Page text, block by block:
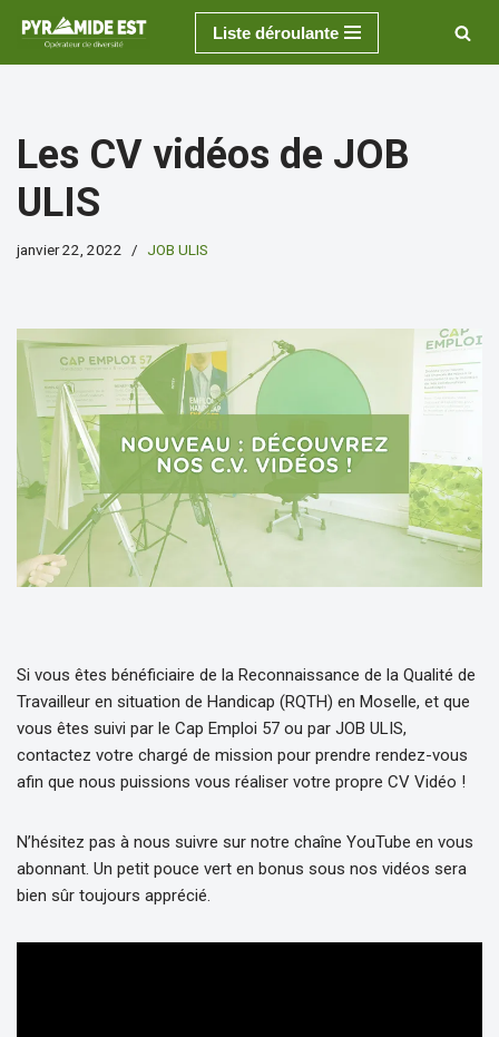
Aller
Liste déroulante
Les CV vidéos de JOB
ULIS
janvier 22, 2022 JOB ULIS
Si vous êtes bénéficiaire de la Reconnaissance de la Qualité de
Travailleur en situation de Handicap (RQTH) en Moselle, et que
vous êtes suivi par le Cap Emploi 57 ou par JOB ULIS,
contactez votre chargé de mission pour prendre rendez-vous
afin que nous puissions vous réaliser votre propre CV Vidéo !
N’hésitez pas à nous suivre sur notre chaîne YouTube en vous
abonnant. Un petit pouce vert en bonus sous nos vidéos sera
bien sûr toujours apprécié.